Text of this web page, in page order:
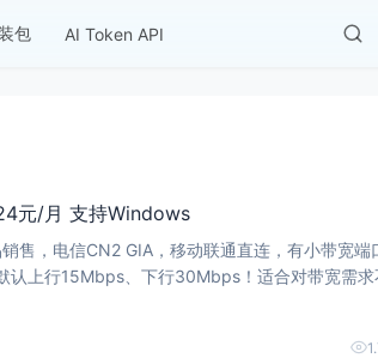
包 AI Token API
元/月 支持Windows
售，电信CN2 GIA，移动联通直连，有小带宽端
认上行15Mbps、下行30Mbps！适合对带宽需求